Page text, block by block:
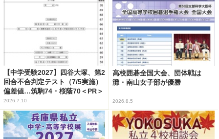
【中学受験2027】四谷大塚、第2
回合不合判定テスト（7/5実施）
偏差値…筑駒74・桜蔭70＜PR＞
2026.7.10
高校囲碁全国大会、団体戦は
灘・南山女子部が優勝
2026.8.5